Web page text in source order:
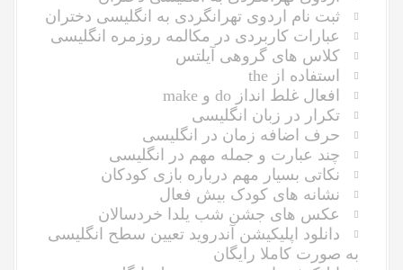
ثبت نام اردوی تهرانگردی به انگلیسی دختران
عبارات کاربردی در مکالمه روزمره انگلیسی
کلاس های گروهی آیلتس
استفاده از the
افعال غلط انداز do و make
تکرار در زبان انگلیسی
حرف اضافه زمان در انگلیسی
چند عبارت و جمله مهم در انگلیسی
نکاتی بسیار مهم درباره بازی کودکان
نشانه های کودک بیش فعال
عکس های جشن شب یلدا خردسالان
دانلود اپلیکیشن آندروید تعیین سطح انگلیسی
به صورت کاملا رایگان